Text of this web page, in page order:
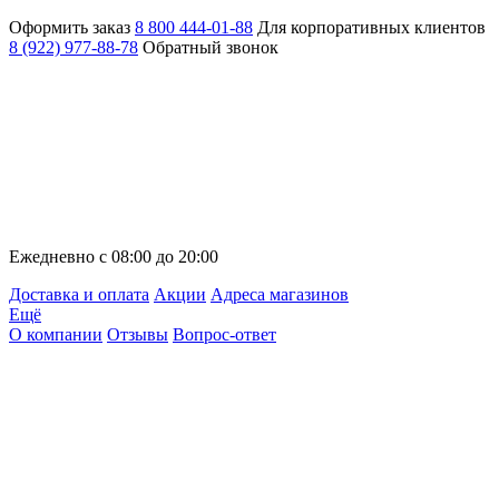
Оформить заказ 8 800 444-01-88 Для корпоративных клиентов
8 (922) 977-88-78 Обратный звонок
Ежедневно с 08:00 до 20:00
Доставка и оплата Акции Адреса магазинов
Ещё
О компании Отзывы Вопрос-ответ